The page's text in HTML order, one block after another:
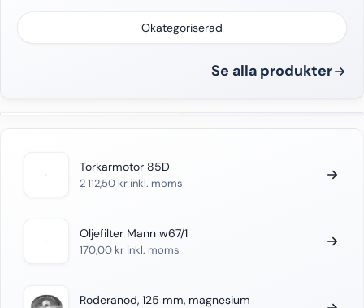
Okategoriserad
Se alla produkter
Torkarmotor 85D
2 112,50 kr inkl. moms
Oljefilter Mann w67/1
170,00 kr inkl. moms
Roderanod, 125 mm, magnesium